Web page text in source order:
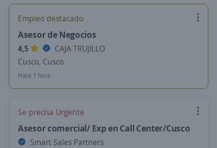
Empleo destacado
Asesor de Negocios
4,5
CAJA TRUJILLO
Cusco, Cusco
Hace 1 hora
Se precisa Urgente
Asesor comercial/ Exp en Call Center/Cusco
Smart Sales Partners